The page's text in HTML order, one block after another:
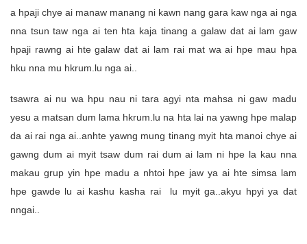
a hpaji chye ai manaw manang ni kawn nang gara kaw nga ai nga
nna tsun taw nga ai ten hta kaja tinang a galaw dat ai lam gaw
hpaji rawng ai hte galaw dat ai lam rai mat wa ai hpe mau hpa
hku nna mu hkrum.lu nga ai..
tsawra ai nu wa hpu nau ni tara agyi nta mahsa ni gaw madu
yesu a matsan dum lama hkrum.lu na hta lai na yawng hpe malap
da ai rai nga ai..anhte yawng mung tinang myit hta manoi chye ai
gawng dum ai myit tsaw dum rai dum ai lam ni hpe la kau nna
makau grup yin hpe madu a nhtoi hpe jaw ya ai hte simsa lam
hpe gawde lu ai kashu kasha rai lu myit ga..akyu hpyi ya dat
nngai..